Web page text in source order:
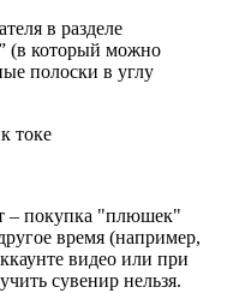
в разделе
(в который можно
полоски в углу
– покупка "плюшек"
время (например,
видео или при
сувенир нельзя.